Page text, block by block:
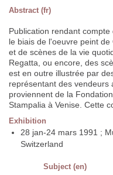
Abstract (fr)
Publication rendant
le biais de l'oeuvre peint
et de scènes de la vie
Regatta, ou encore, des
est en outre illustrée par
représentant des vendeurs
proviennent de la
Stampalia à Venise. Cette
Exhibition
28 jan-24 mars 1991 ;
Switzerland
Subject (en)